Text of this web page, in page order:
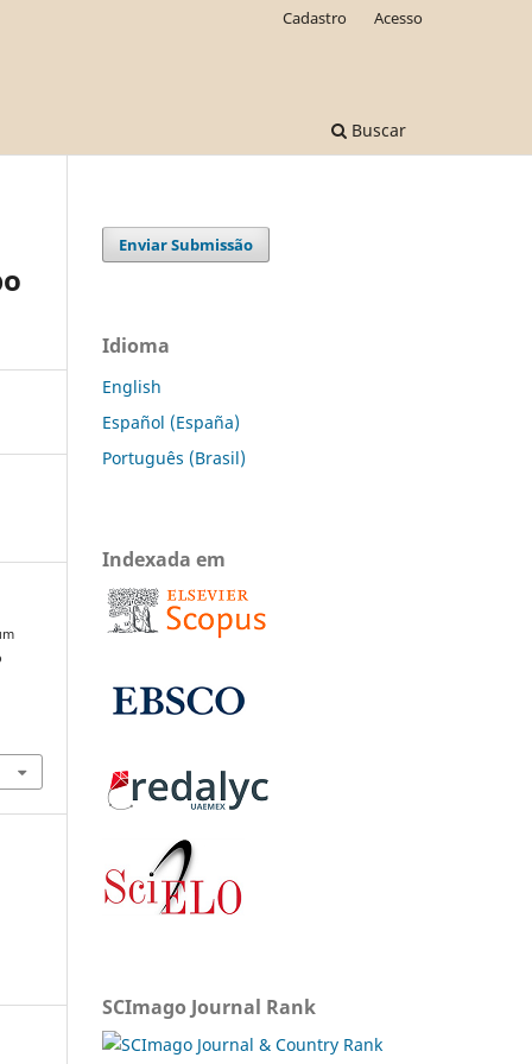
Buscar
Cadastro Acesso
Enviar Submissão
Idioma
English
Español (España)
Português (Brasil)
Indexada em
SCImago Journal Rank